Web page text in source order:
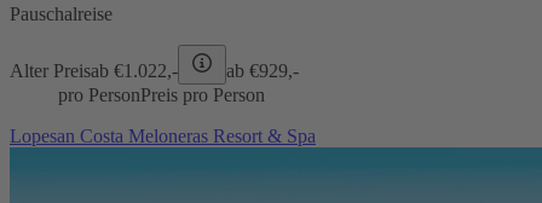
Pauschalreise
Alter Preisab €1.022,- ab €929,-
pro PersonPreis pro Person
Lopesan Costa Meloneras Resort & Spa